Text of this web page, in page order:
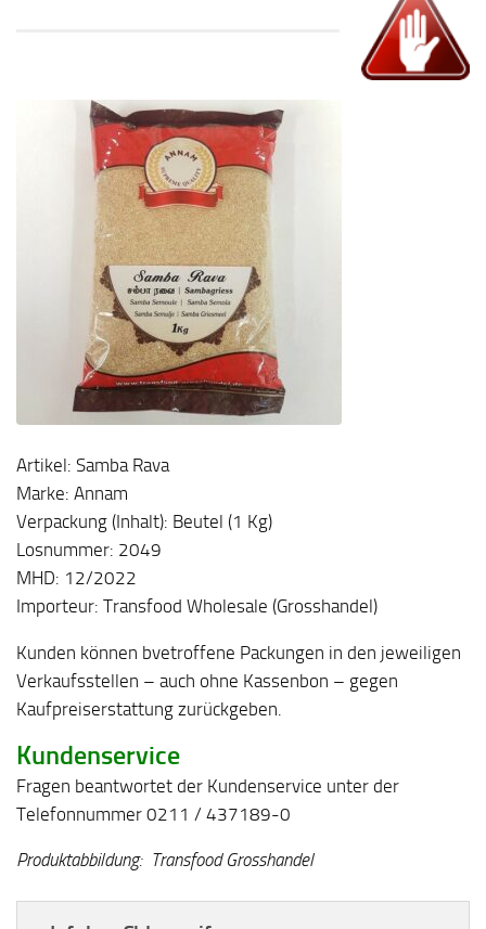
Artikel: Samba Rava
Marke: Annam
Verpackung (Inhalt): Beutel (1 Kg)
Losnummer: 2049
MHD: 12/2022
Importeur: Transfood Wholesale (Grosshandel)
Kunden können bvetroffene Packungen in den jeweiligen
Verkaufsstellen – auch ohne Kassenbon – gegen
Kaufpreiserstattung zurückgeben.
Kundenservice
Fragen beantwortet der Kundenservice unter der
Telefonnummer 0211 / 437189-0
Produktabbildung: Transfood Grosshandel